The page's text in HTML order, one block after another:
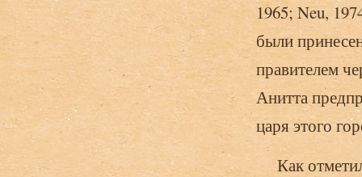
1965; Neu,
были
правителем
Анитта
царя этого
Как